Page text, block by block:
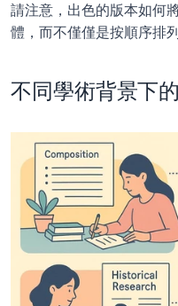
請注意，出色的版本如何
體，而不僅僅是按順序排列
不同學術背景下